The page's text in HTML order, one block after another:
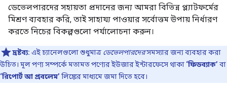
ডেভেলপারদের সহায়তা প্রদানের জন্য আমরা বিভিন্ন প্ল্যাটফর্মের
মিশ্রণ ব্যবহার করি, তাই সাহায্য পাওয়ার সর্বোত্তম উপায় নির্ধারণ
করতে নিচের বিকল্পগুলো পর্যালোচনা করুন।
দ্রষ্টব্য: এই চ্যানেলগুলো শুধুমাত্র ডেভেলপারদেরসমস্যার জন্য ব্যবহার করা
উচিত। মূল পণ্য সম্পর্কে মতামত পণ্যের ইউজার ইন্টারফেসে থাকা ‘ফিডব্যাক’ বা
‘রিপোর্ট আ প্রবলেম’ লিঙ্কের মাধ্যমে জমা দিতে হবে।